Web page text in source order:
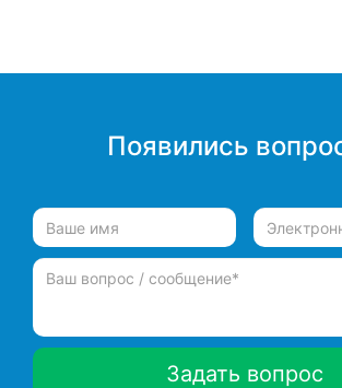
Появились
Задать вопрос